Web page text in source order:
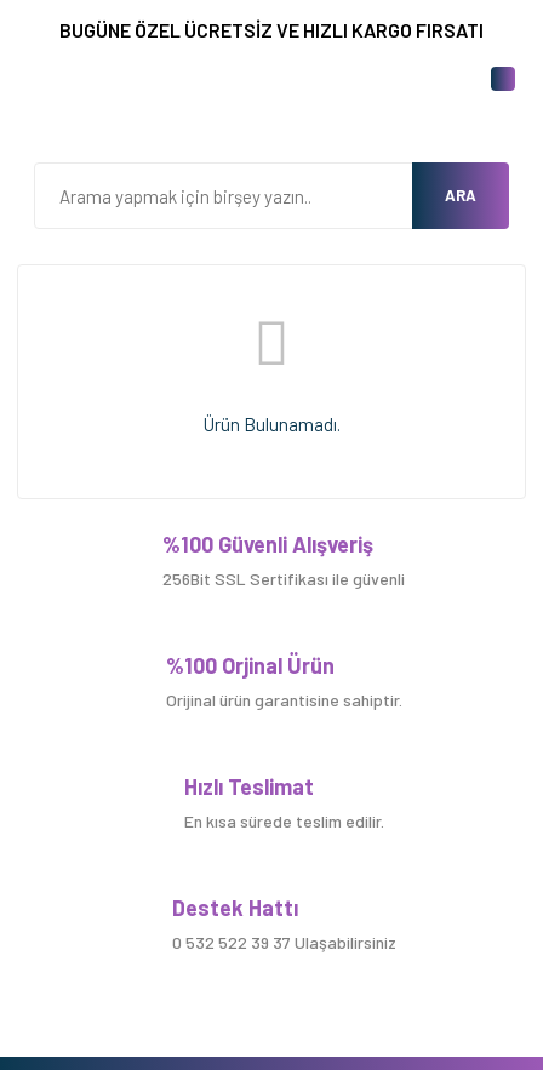
BUGÜNE ÖZEL ÜCRETSİZ VE HIZLI KARGO FIRSATI
ARA
Ürün Bulunamadı.
%100 Güvenli Alışveriş
256Bit SSL Sertifikası ile güvenli
%100 Orjinal Ürün
Orijinal ürün garantisine sahiptir.
Hızlı Teslimat
En kısa sürede teslim edilir.
Destek Hattı
0 532 522 39 37 Ulaşabilirsiniz